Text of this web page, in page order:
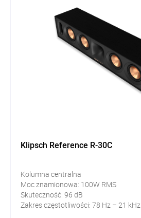
Klipsch Reference R-30C
Kolumna centralna
Moc znamionowa: 100W RMS
Skuteczność: 96 dB
Zakres częstotliwości: 78 Hz – 21 kHz